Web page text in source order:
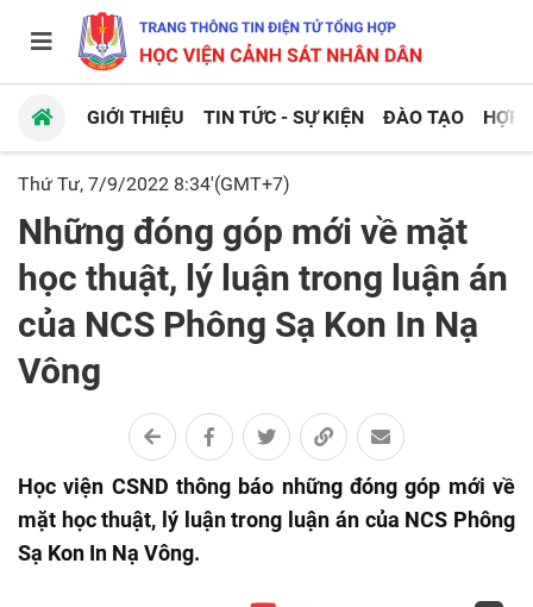
GIỚI THIỆU TIN TỨC - SỰ KIỆN ĐÀO TẠO HỢP
Thứ Tư, 7/9/2022 8:34'(GMT+7)
Những đóng góp mới về mặt
học thuật, lý luận trong luận án
của NCS Phông Sạ Kon In Nạ
Vông
Học viện CSND thông báo những đóng góp mới về
mặt học thuật, lý luận trong luận án của NCS Phông
Sạ Kon In Nạ Vông.